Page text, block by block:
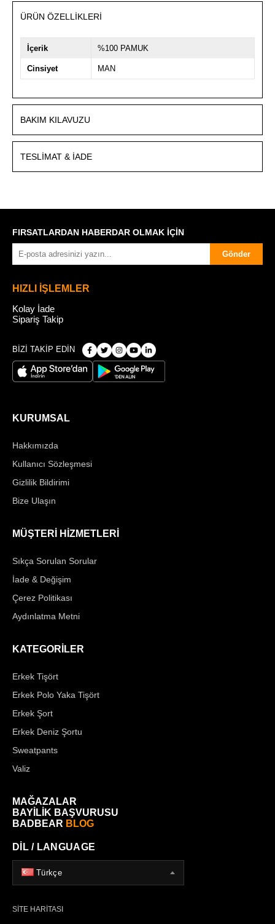
ÜRÜN ÖZELLIKLERI
İçerik %100 PAMUK
Cinsiyet MAN
BAKIM KILAVUZU
TESLIMAT & İADE
FIRSATLARDAN HABERDAR OLMAK İÇİN
Gönder
HIZLI İŞLEMLER
Kolay İade
Sipariş Takip
BİZİ TAKİP EDİN
KURUMSAL
Hakkımızda
Kullanıcı Sözleşmesi
Gizlilik Bildirimi
Bize Ulaşın
MÜŞTERİ HİZMETLERİ
Sıkça Sorulan Sorular
İade & Değişim
Çerez Politikası
Aydınlatma Metni
KATEGORİLER
Erkek Tişört
Erkek Polo Yaka Tişört
Erkek Şort
Erkek Deniz Şortu
Sweatpants
Valiz
MAĞAZALAR
BAYİLİK BAŞVURUSU
BADBEAR BLOG
DİL / LANGUAGE
Türkçe
SİTE HARİTASI